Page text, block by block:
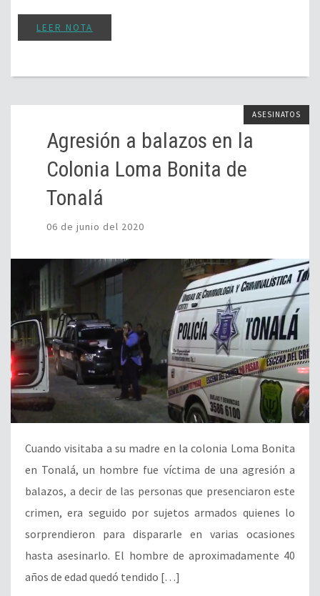
LEER NOTA
ASESINATOS
Agresión a balazos en la
Colonia Loma Bonita de
Tonalá
06 de junio del 2020
Cuando visitaba a su madre en la colonia Loma Bonita
en Tonalá, un hombre fue víctima de una agresión a
balazos, a decir de las personas que presenciaron este
crimen, era seguido por sujetos armados quienes lo
sorprendieron para dispararle en varias ocasiones
hasta asesinarlo. El hombre de aproximadamente 40
años de edad quedó tendido […]